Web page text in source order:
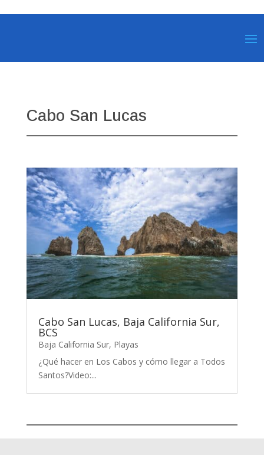
Cabo San Lucas
Cabo San Lucas, Baja California Sur,
BCS
Baja California Sur, Playas
¿Qué hacer en Los Cabos y cómo llegar a Todos
Santos?Video:...